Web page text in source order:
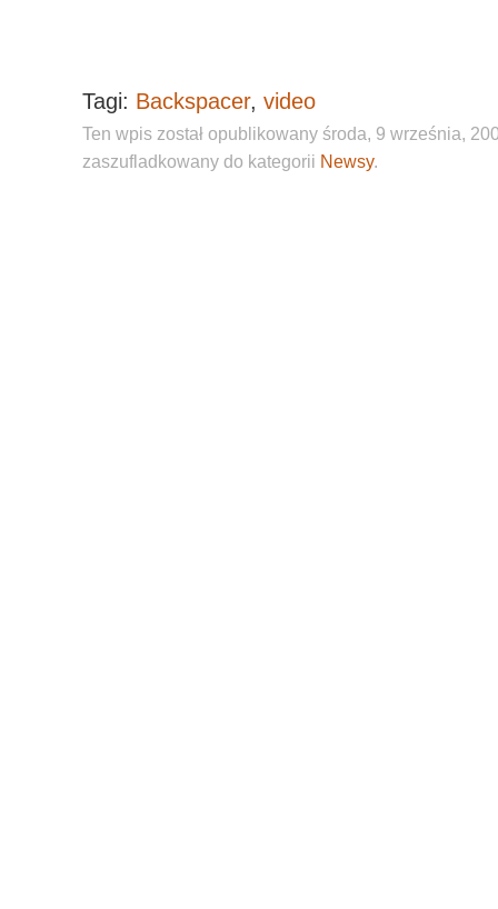
Tagi: Backspacer, video
Ten wpis został opublikowany środa, 9 września,
zaszufladkowany do kategorii Newsy.